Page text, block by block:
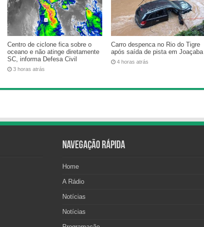
Centro de ciclone fica sobre o
oceano e não atinge diretamente
SC, informa Defesa Civil
3 horas atrás
Carro despenca no Rio do Tigre
após saída de pista em Joaçaba
4 horas atrás
Navegação Rápida
Home
A Rádio
Notícias
Notícias